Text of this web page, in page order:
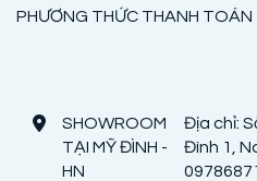
PHƯƠNG THỨC THANH TOÁN
SHOWROOM
TẠI MỸ ĐÌNH -
HN
Địa chỉ:
Đình 1,